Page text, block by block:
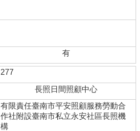
有
277
長照日間照顧中心
有限責任臺南市平安照顧服務勞動合
作社附設臺南市私立永安社區長照機
構